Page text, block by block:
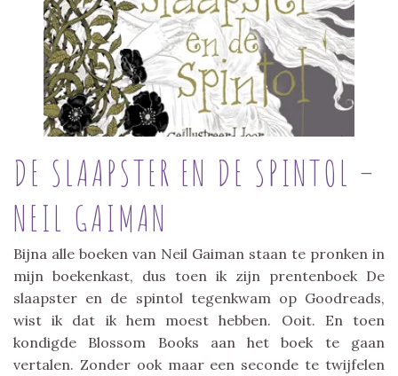
DE SLAAPSTER EN DE SPINTOL –
NEIL GAIMAN
Bijna alle boeken van Neil Gaiman staan te pronken in
mijn boekenkast, dus toen ik zijn prentenboek De
slaapster en de spintol tegenkwam op Goodreads,
wist ik dat ik hem moest hebben. Ooit. En toen
kondigde Blossom Books aan het boek te gaan
vertalen. Zonder ook maar een seconde te twijfelen